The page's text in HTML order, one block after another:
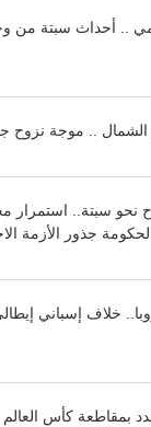
.. أحداث سبتة من
.. موجة نزوح
نحو سبتة.. استمرار
جذور الأزمة
خلاف إسباني
تهدد بمقاطعة كأس